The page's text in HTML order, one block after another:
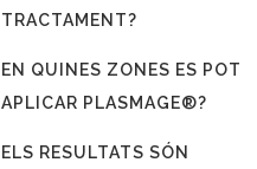
TRACTAMENT?
EN QUINES ZONES ES POT
APLICAR PLASMAGE®?
ELS RESULTATS SÓN